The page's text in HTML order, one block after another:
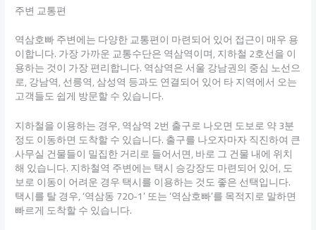
주변 교통편
역삼호빠 주변에는 다양한 교통편이 마련되어 있어 접근이 매우 용
이합니다. 가장 가까운 교통수단은 역삼역이며, 지하철 2호선을 이
용하는 것이 가장 편리합니다. 역삼역은 서울 강남권의 중심 노선으
로, 강남역, 선릉역, 삼성역 등과도 연결되어 있어 타 지역에서 오는
고객들도 쉽게 방문할 수 있습니다.
지하철을 이용하는 경우, 역삼역 2번 출구로 나오면 도보로 약 3분
정도 이동하면 도착할 수 있습니다. 출구를 나오자마자 직진하여 큰
사무실 건물들이 밀집한 거리로 들어서면, 바로 그 건물 내에 위치
해 있습니다. 지하철역 주변에는 택시 승강장도 마련되어 있어, 도
보로 이동이 어려운 경우 택시를 이용하는 것도 좋은 선택입니다.
택시를 탈 경우, ‘역삼동 720-1’ 또는 ‘역삼호빠’를 목적지로 말하면
빠르게 도착할 수 있습니다.